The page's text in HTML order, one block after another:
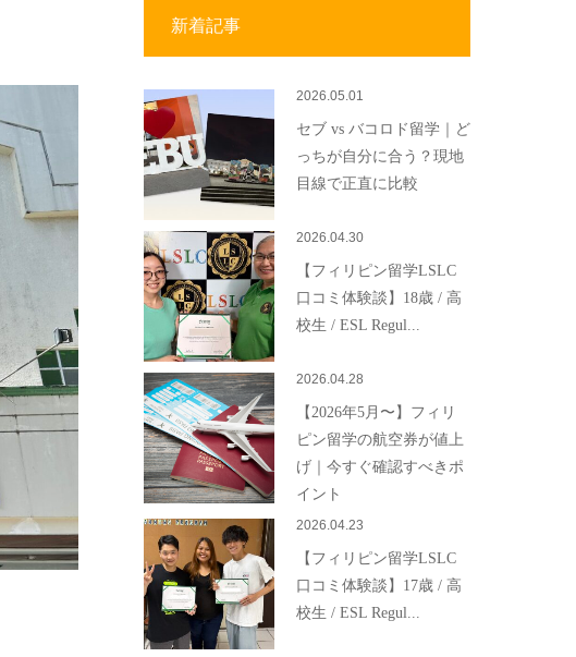
新着記事
2026.05.01
セブ vs バコロド留学｜ど
っちが自分に合う？現地
目線で正直に比較
2026.04.30
【フィリピン留学LSLC
口コミ体験談】18歳 / 高
校生 / ESL Regul...
2026.04.28
【2026年5月〜】フィリ
ピン留学の航空券が値上
げ｜今すぐ確認すべきポ
イント
2026.04.23
【フィリピン留学LSLC
口コミ体験談】17歳 / 高
校生 / ESL Regul...